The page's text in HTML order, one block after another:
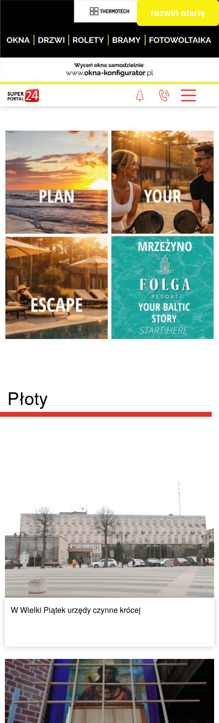
rozwiń ofertę
Płoty
W Wielki Piątek urzędy czynne krócej